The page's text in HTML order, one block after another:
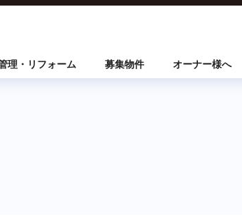
理・リフォーム 募集物件 オーナー様へ